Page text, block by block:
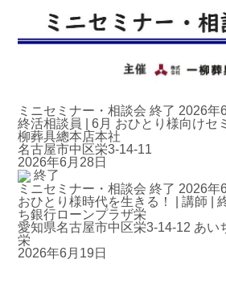
ミニセミナー・相談会 終了 2026年
終活相談員 | 6月 おひとり様向けセ
柳葬具總本店本社
名古屋市中区栄3-14-11
2026年6月28日
終了
ミニセミナー・相談会 終了 2026年
おひとり様時代を生きる！ | 講師 |
ち銀行ローンプラザ栄
愛知県名古屋市中区栄3-14-12 あい
栄
2026年6月19日